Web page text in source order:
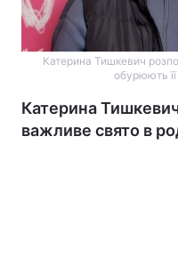
Катерина Тишкевич
обурюють
Катерина
важливе свято в